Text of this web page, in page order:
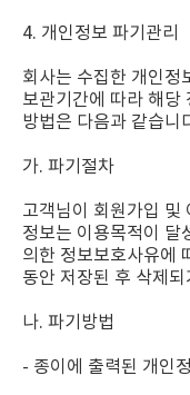
4. 개인정보 파기관리
회사는 수집한 개인정
보관기간에 따라 해당
방법은 다음과 같습니
가. 파기절차
고객님이 회원가입 및
정보는 이용목적이 달
의한 정보보호사유에
동안 저장된 후 삭제
나. 파기방법
- 종이에 출력된 개인